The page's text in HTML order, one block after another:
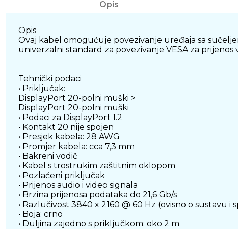
Opis
Opis
Ovaj kabel omogućuje povezivanje uređaja sa
univerzalni standard za povezivanje VESA za prijenos
Tehnički podaci
• Priključak:
DisplayPort 20-polni muški >
DisplayPort 20-polni muški
• Podaci za DisplayPort 1.2
• Kontakt 20 nije spojen
• Presjek kabela: 28 AWG
• Promjer kabela: cca 7,3 mm
• Bakreni vodič
• Kabel s trostrukim zaštitnim oklopom
• Pozlaćeni priključak
• Prijenos audio i video signala
• Brzina prijenosa podataka do 21,6 Gb/s
• Razlučivost 3840 x 2160 @ 60 Hz (ovisno o sustavu
• Boja: crno
• Duljina zajedno s priključkom: oko 2 m